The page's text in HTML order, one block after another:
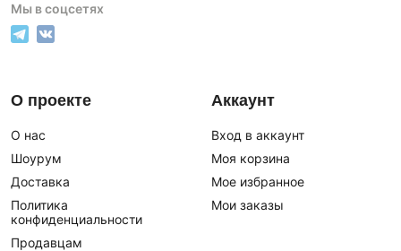
Мы в соцсетях
О проекте
О нас
Шоурум
Доставка
Политика
конфиденциальности
Продавцам
Аккаунт
Вход в аккаунт
Моя корзина
Мое избранное
Мои заказы